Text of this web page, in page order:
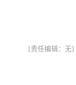
[责任编辑：无]